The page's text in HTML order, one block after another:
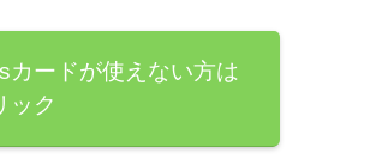
ードが使えない方は
ック